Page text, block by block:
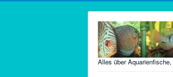
Alles über